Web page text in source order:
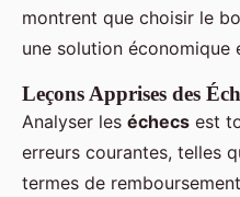
montrent que choisir le
une solution économique
Leçons Apprises des
Analyser les échecs est
erreurs courantes, telles
termes de